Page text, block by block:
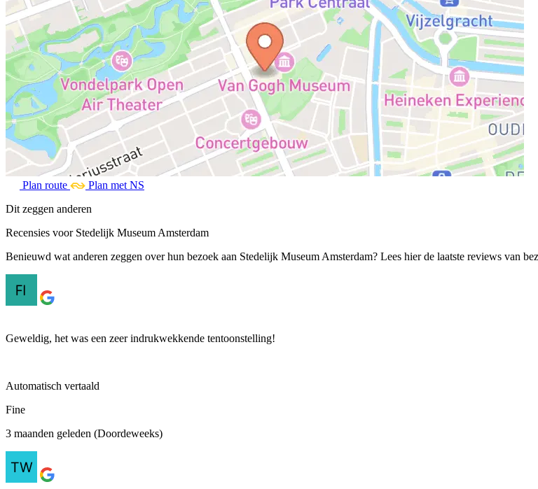
Plan route
Plan met NS
Dit zeggen anderen
Recensies voor Stedelijk Museum Amsterdam
Benieuwd wat anderen zeggen over hun bezoek aan Stedelijk Museum Amsterdam? Lees hier de laatste reviews van
Geweldig, het was een zeer indrukwekkende tentoonstelling!
Automatisch vertaald
Fine
3 maanden geleden (Doordeweeks)